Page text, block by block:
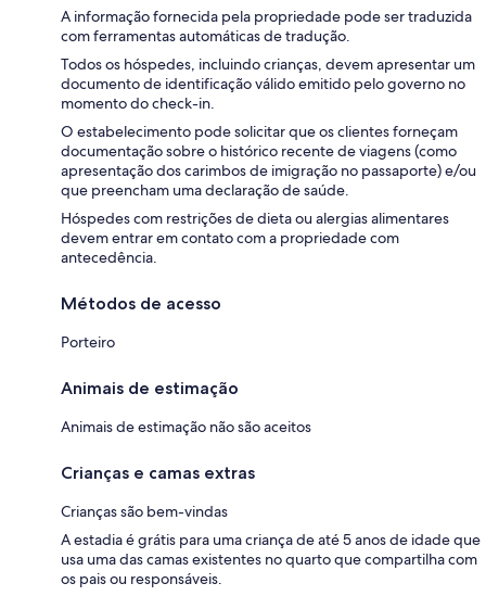
A informação fornecida pela propriedade pode ser traduzida
com ferramentas automáticas de tradução.
Todos os hóspedes, incluindo crianças, devem apresentar um
documento de identificação válido emitido pelo governo no
momento do check-in.
O estabelecimento pode solicitar que os clientes forneçam
documentação sobre o histórico recente de viagens (como
apresentação dos carimbos de imigração no passaporte) e/ou
que preencham uma declaração de saúde.
Hóspedes com restrições de dieta ou alergias alimentares
devem entrar em contato com a propriedade com
antecedência.
Métodos de acesso
Porteiro
Animais de estimação
Animais de estimação não são aceitos
Crianças e camas extras
Crianças são bem-vindas
A estadia é grátis para uma criança de até 5 anos de idade que
usa uma das camas existentes no quarto que compartilha com
os pais ou responsáveis.